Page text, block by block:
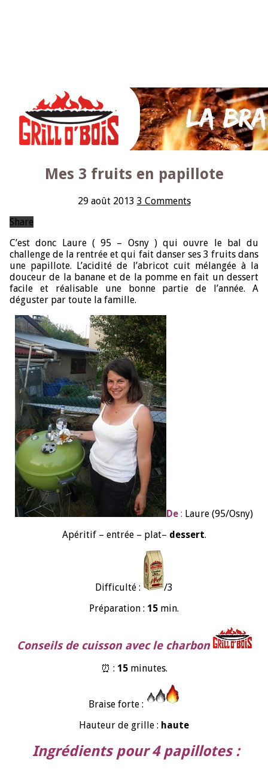
Mes 3 fruits en papillote
29 août 2013 3 Comments
Share
C’est donc Laure ( 95 – Osny ) qui ouvre le bal du
challenge de la rentrée et qui fait danser ses 3 fruits dans
une papillote. L’acidité de l’abricot cuit mélangée à la
douceur de la banane et de la pomme en fait un dessert
facile et réalisable une bonne partie de l’année. A
déguster par toute la famille.
De : Laure (95/Osny)
Apéritif – entrée – plat– dessert.
Difficulté :
/3
Préparation : 15 min.
Conseils de cuisson avec le charbon
⏰ : 15minutes.
Braise forte :
Hauteur de grille : haute
Ingrédients pour 4 papillotes :